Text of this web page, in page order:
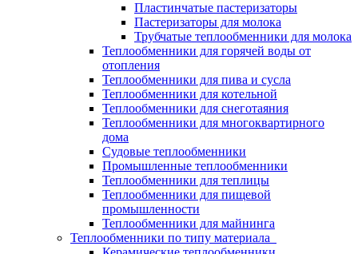
Пластинчатые пастеризаторы
Пастеризаторы для молока
Трубчатые теплообменники для молока
Теплообменники для горячей воды от
отопления
Теплообменники для пива и сусла
Теплообменники для котельной
Теплообменники для снеготаяния
Теплообменники для многоквартирного
дома
Судовые теплообменники
Промышленные теплообменники
Теплообменники для теплицы
Теплообменники для пищевой
промышленности
Теплообменники для майнинга
Теплообменники по типу материала